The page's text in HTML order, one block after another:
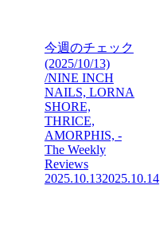
今週のチェック
(2025/10/13)
/NINE INCH
NAILS, LORNA
SHORE,
THRICE,
AMORPHIS, -
The Weekly
Reviews
2025.10.132025.10.14